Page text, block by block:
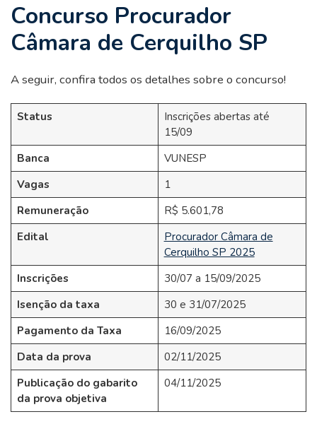
Concurso Procurador
Câmara de Cerquilho SP
A seguir, confira todos os detalhes sobre o concurso!
Status
Inscrições abertas até
15/09
Banca
VUNESP
Vagas
1
Remuneração
R$ 5.601,78
Edital
Procurador Câmara de
Cerquilho SP 2025
Inscrições
30/07 a 15/09/2025
Isenção da taxa
30 e 31/07/2025
Pagamento da Taxa
16/09/2025
Data da prova
02/11/2025
Publicação do gabarito
da prova objetiva
04/11/2025